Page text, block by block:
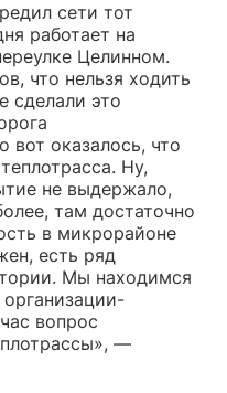
сети тот
работает на
Целинном.
что нельзя ходить
сделали это
вот оказалось, что
Ну,
не выдержало,
там достаточно
в микрорайоне
есть ряд
Мы находимся
вопрос
—